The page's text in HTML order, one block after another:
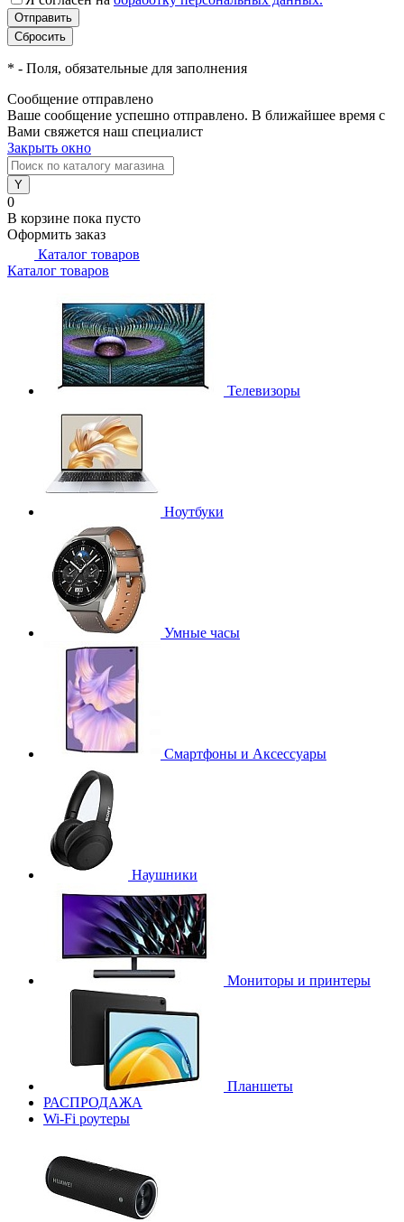
* - Поля, обязательные для заполнения
Сообщение отправлено
Ваше сообщение успешно отправлено. В ближайшее время с
Вами свяжется наш специалист
Закрыть окно
0
В корзине пока пусто
Оформить заказ
Каталог товаров
Каталог товаров
Телевизоры
Ноутбуки
Умные часы
Смартфоны и Аксессуары
Наушники
Мониторы и принтеры
Планшеты
РАСПРОДАЖА
Wi-Fi роутеры